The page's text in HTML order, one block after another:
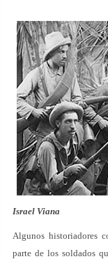
Israel Viana
Algunos historiadores
parte de los soldados